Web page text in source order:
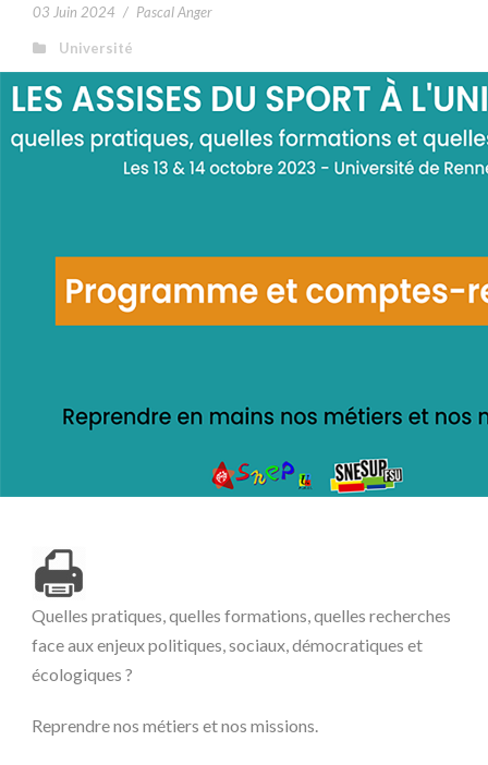
03 Juin 2024 / Pascal Anger
Université
Quelles pratiques, quelles formations, quelles recherches
face aux enjeux politiques, sociaux, démocratiques et
écologiques ?
Reprendre nos métiers et nos missions.